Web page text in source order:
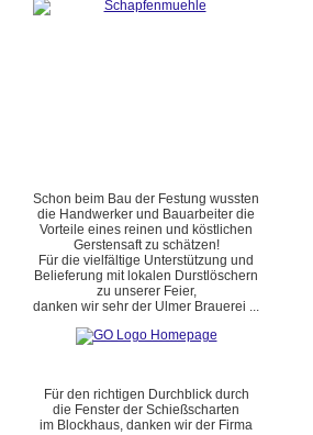
Schon beim Bau der Festung wussten
die Handwerker und Bauarbeiter die
Vorteile eines reinen und köstlichen
Gerstensaft zu schätzen!
Für die vielfältige Unterstützung und
Belieferung mit lokalen Durstlöschern
zu unserer Feier,
danken wir sehr der Ulmer Brauerei ...
Für den richtigen Durchblick durch
die Fenster der Schießscharten
im Blockhaus, danken wir der Firma